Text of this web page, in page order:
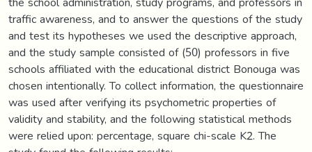
traffic awareness, and to answer the questions of the study
and test its hypotheses we used the descriptive approach,
and the study sample consisted of (50) professors in five
schools affiliated with the educational district Bonouga was
chosen intentionally. To collect information, the questionnaire
was used after verifying its psychometric properties of
validity and stability, and the following statistical methods
were relied upon: percentage, square chi-scale K2. The